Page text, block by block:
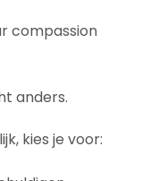
compassion
anders.
kies je voor: